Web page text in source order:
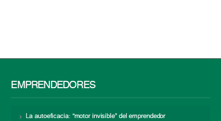
EMPRENDEDORES
La autoeficacia: “motor invisible” del emprendedor